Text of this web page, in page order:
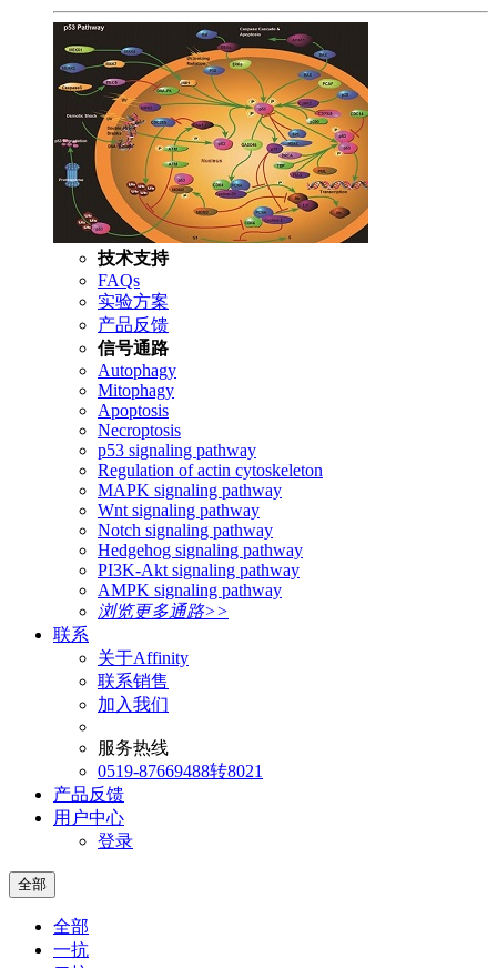
技术支持
FAQs
实验方案
产品反馈
信号通路
Autophagy
Mitophagy
Apoptosis
Necroptosis
p53 signaling pathway
Regulation of actin cytoskeleton
MAPK signaling pathway
Wnt signaling pathway
Notch signaling pathway
Hedgehog signaling pathway
PI3K-Akt signaling pathway
AMPK signaling pathway
浏览更多通路>>
联系
关于Affinity
联系销售
加入我们
服务热线
0519-87669488转8021
产品反馈
用户中心
登录
全部
全部
一抗